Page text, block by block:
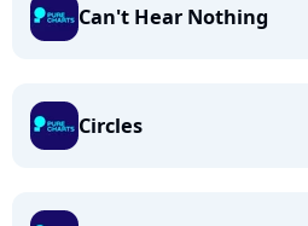
Can't Hear Nothing
Circles